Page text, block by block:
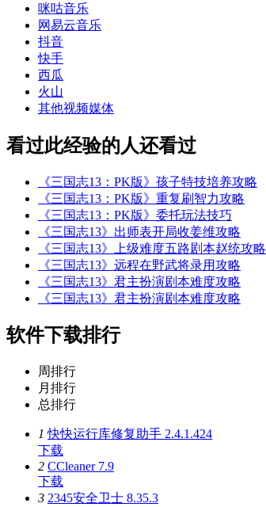
咪咕音乐
网易云音乐
抖音
快手
西瓜
火山
其他视频媒体
看过此经验的人还看过
《三国志13：PK版》孩子特技培养攻略
《三国志13：PK版》重复刷智力攻略
《三国志13：PK版》委托玩法技巧
《三国志13》出师表开局收姜维攻略
《三国志13》上级难度五路剧本赵统攻略
《三国志13》远程在野武将录用攻略
《三国志13》君主扮演剧本难度攻略
《三国志13》君主扮演剧本难度攻略
软件下载排行
周排行
月排行
总排行
1 快快运行库修复助手 2.4.1.424
下载
2 CCleaner 7.9
下载
3 2345安全卫士 8.35.3